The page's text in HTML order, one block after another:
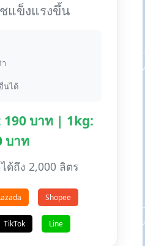
แข็งแรงขึ้น
นได้
190 บาท | 1kg:
บาท
ด้ถึง 2,000 ลิตร
Shopee
TikTok Line